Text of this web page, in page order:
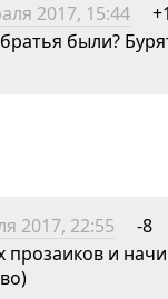
2017, 15:44
+1
братья были?
2017, 22:55
-8
прозаиков и